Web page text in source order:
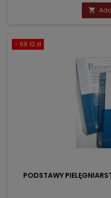

- 68.10 zł
PODSTAWY